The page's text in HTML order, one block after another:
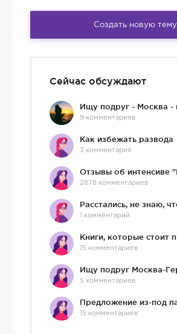
Создать новую тему
Сейчас обсуждают
9 комментариев
Как избежать развода
3 комментария
2878 комментариев
1 комментарий
15 комментариев
5 комментариев
15 комментариев